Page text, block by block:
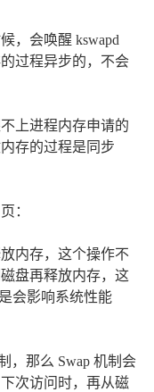
，会唤醒 kswapd
过程异步的，不会
上进程内存申请的
存的过程是同步
：
内存，这个操作不
盘再释放内存，这
会影响系统性能
，那么 Swap 机制会
次访问时，再从磁